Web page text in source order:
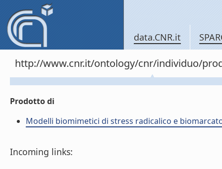
data.CNR.it
http://www.cnr.it/ontology/cnr/individuo/
Prodotto di
Modelli biomimetici di stress radicalico e
Incoming links: